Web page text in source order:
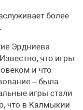
более
Эрдниева
что игры
и что
– была
игры стали
что в Калмыкии